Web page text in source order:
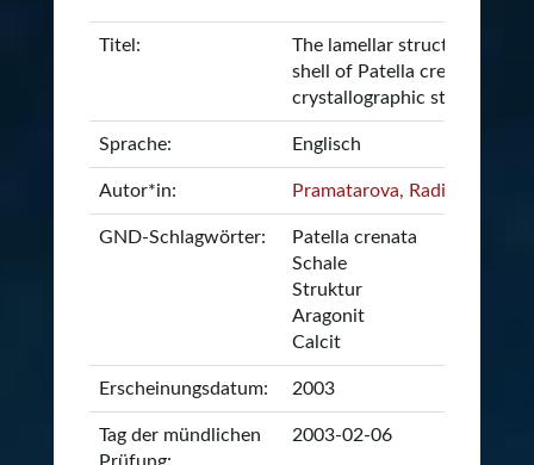
Titel:
The lamellar structure of the
shell of Patella crenata : a
crystallographic study
Sprache: Englisch
Autor*in: Pramatarova, Radina
GND-Schlagwörter:
Patella crenata
Schale
Struktur
Aragonit
Calcit
Erscheinungsdatum: 2003
Tag der mündlichen
2003-02-06